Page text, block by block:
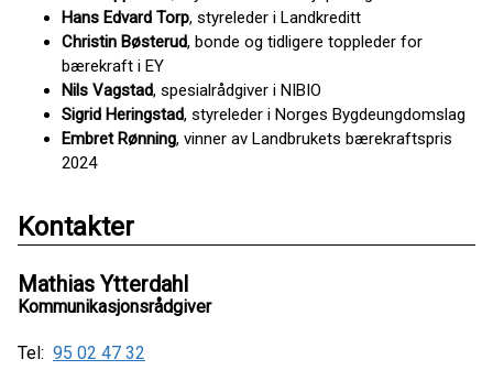
Hans Edvard Torp, styreleder i Landkreditt
Christin Bøsterud, bonde og tidligere toppleder for
bærekraft i EY
Nils Vagstad, spesialrådgiver i NIBIO
Sigrid Heringstad, styreleder i Norges Bygdeungdomslag
Embret Rønning, vinner av Landbrukets bærekraftspris
2024
Kontakter
Mathias Ytterdahl
Kommunikasjonsrådgiver
Tel: 95 02 47 32